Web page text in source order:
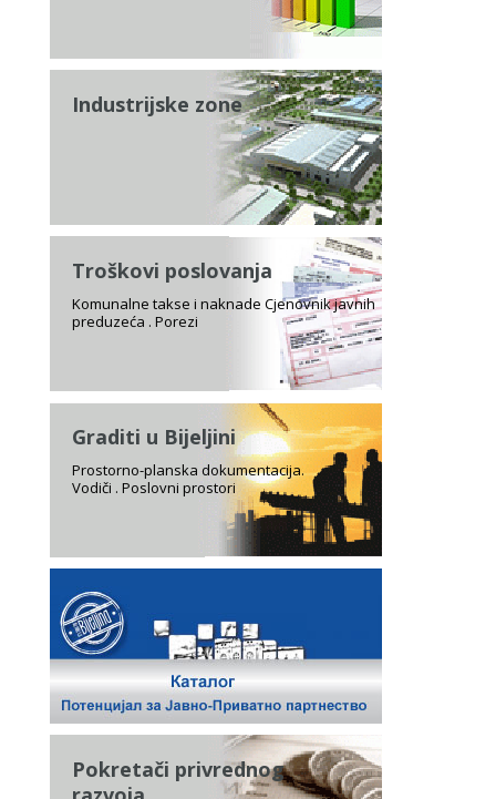
Industrijske zone
Troškovi poslovanja
Komunalne takse i naknade Cjenovnik javnih
preduzeća . Porezi
Graditi u Bijeljini
Prostorno-planska dokumentacija.
Vodiči . Poslovni prostori
Pokretači privrednog